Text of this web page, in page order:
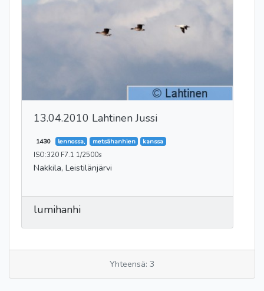
13.04.2010 Lahtinen Jussi
1430 lennossa, metsähanhien kanssa
ISO:320 F7.1 1/2500s
Nakkila, Leistilänjärvi
lumihanhi
Yhteensä: 3